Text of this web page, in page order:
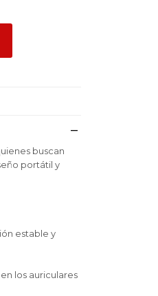
buscan
portátil y
estable y
los auriculares